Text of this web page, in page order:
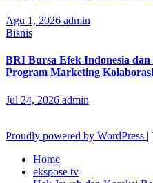
Agu 1, 2026 admin
Bisnis
BRI Bursa Efek Indonesia
Program Marketing Kolaborasi
Jul 24, 2026 admin
Proudly powered by WordPress |
Home
ekspose tv